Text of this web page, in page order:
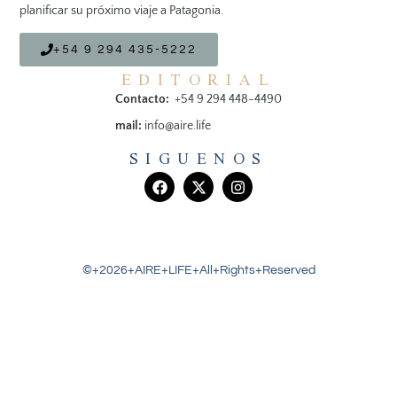
planificar su próximo viaje a Patagonia.
+54 9 294 435-5222
EDITORIAL
Contacto: +54 9 294 448-4490
mail: info@aire.life
SIGUENOS
©+2026+AIRE+LIFE+All+Rights+Reserved